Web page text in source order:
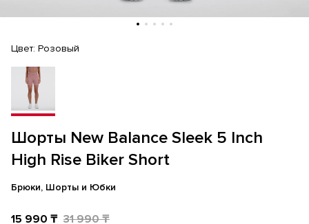
Шорты New Balance Sleek 5 Inch
High Rise Biker Short
Брюки, Шорты и Юбки
15 990 ₸ 31 990 ₸
Цвет: Розовый